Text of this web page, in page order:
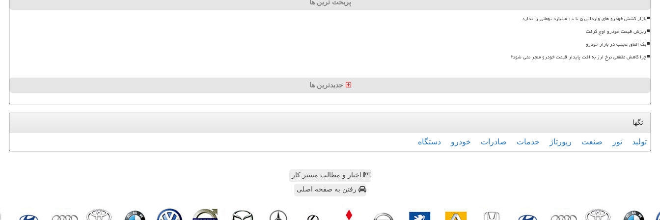
پربحث ترین ها
بازار کشش خودرو های وارداتی ۵ تا ۱۰ میلیارد تومانی را ندارد
ریزش قیمت خودرو اوج گرفت
بک اتفاق عجیب در بازار خودرو
چرا کاهش مقطعی نرخ ارز به افت پایدار قیمت خودرو منجر نمی شود؟
جدیدترین ها
تگها
تولید تور صنعت رپورتاژ خدمات صادرات خودرو دستگاه
اخبار و مطالب مستر کار
رفتن به صفحه اصلی